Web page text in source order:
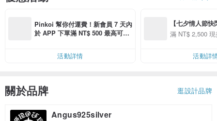
Pinkoi 幫你付運費！新會員 7 天內
於 APP 下單滿 NT$ 500 最高可折
活動詳情
【七夕情人節
用 APP 購買任
滿 NT$ 2,500
活動詳
關於品牌 逛設計品牌
Angus925silver